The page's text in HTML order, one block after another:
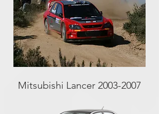
Mitsubishi Lancer 2003-2007